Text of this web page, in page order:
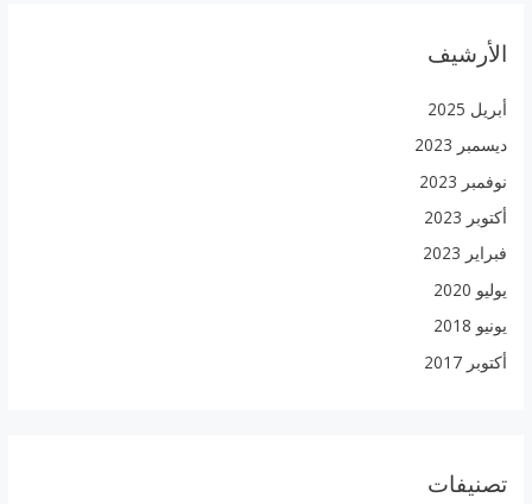
الأرشيف
أبريل 2025
ديسمبر 2023
نوفمبر 2023
أكتوبر 2023
فبراير 2023
يوليو 2020
يونيو 2018
أكتوبر 2017
تصنيفات